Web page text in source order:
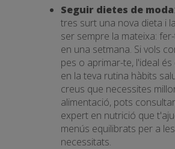
Seguir dietes de moda
tres surt una nova dieta i
ser sempre la mateixa:
en una setmana. Si vols
pes o aprimar-te, l'ideal
en la teva rutina hàbits
creus que necessites
alimentació, pots
expert en nutrició que
menús equilibrats per a
necessitats.